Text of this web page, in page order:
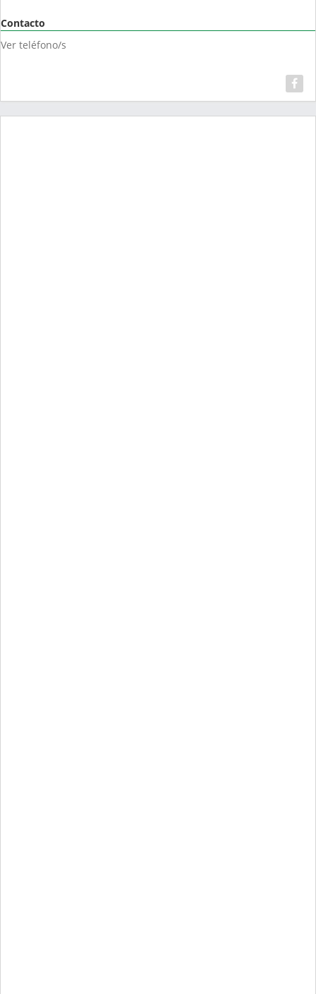
Contacto
Ver teléfono/s